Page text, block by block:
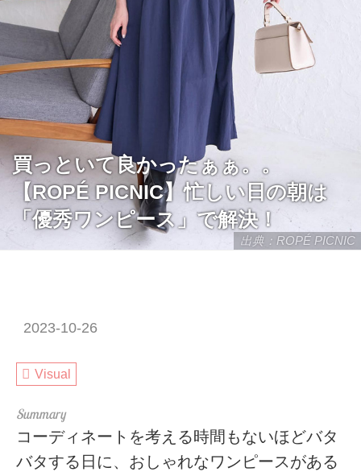
出典：ROPÉ PICNIC
買っといて良かったぁぁ。。
【ROPÉ PICNIC】忙しい日の朝は
「優秀ワンピース」で解決！
2023-10-26
Visual
コーディネートを考える時間もないほどバタ
バタする日に、おしゃれなワンピースがある